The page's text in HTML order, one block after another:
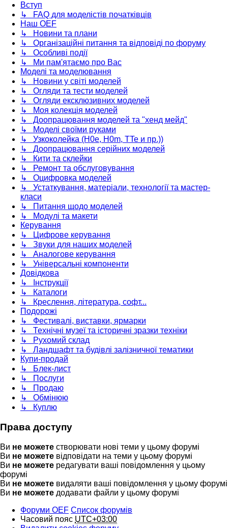
Вступ
↳ FAQ для моделістів початківців
Наш OEF
↳ Новини та плани
↳ Організаційні питання та відповіді по форуму
↳ Особливі події
↳ Ми пам'ятаємо про Вас
Моделі та моделювання
↳ Новини у світі моделей
↳ Огляди та тести моделей
↳ Огляди ексклюзивних моделей
↳ Моя колекція моделей
↳ Доопрацювання моделей та "хенд мейд"
↳ Моделі своїми руками
↳ Узкоколейка (H0e, H0m, TTe и пр.))
↳ Доопрацювання серійних моделей
↳ Кити та склейки
↳ Ремонт та обслуговування
↳ Оцифровка моделей
↳ Устаткування, матеріали, технології та мастер-
класи
↳ Питання щодо моделей
↳ Модулі та макети
Керування
↳ Цифрове керування
↳ Звуки для наших моделей
↳ Аналогове керування
↳ Універсальні компоненти
Довідкова
↳ Інструкції
↳ Каталоги
↳ Креслення, література, софт...
Подорожі
↳ Фестивалі, виставки, ярмарки
↳ Технічні музеї та історичні зразки техніки
↳ Рухомий склад
↳ Ландшафт та будівлі залізничної тематики
Купи-продай
↳ Блек-лист
↳ Послуги
↳ Продаю
↳ Обмінюю
↳ Куплю
Права доступу
Ви не можете створювати нові теми у цьому форумі
Ви не можете відповідати на теми у цьому форумі
Ви не можете редагувати ваші повідомлення у цьому
форумі
Ви не можете видаляти ваші повідомлення у цьому форумі
Ви не можете додавати файли у цьому форумі
Форуми OEF Список форумів
Часовий пояс UTC+03:00